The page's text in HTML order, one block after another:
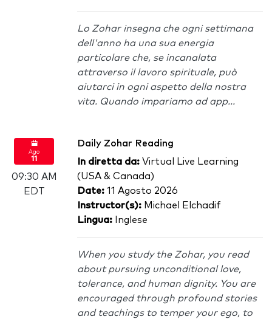
Lo Zohar insegna che ogni settimana
dell'anno ha una sua energia
particolare che, se incanalata
attraverso il lavoro spirituale, può
aiutarci in ogni aspetto della nostra
vita. Quando impariamo ad app...
Ago
11
09:30 AM
EDT
Daily Zohar Reading
In diretta da: Virtual Live Learning
(USA & Canada)
Date: 11 Agosto 2026
Instructor(s): Michael Elchadif
Lingua: Inglese
When you study the Zohar, you read
about pursuing unconditional love,
tolerance, and human dignity. You are
encouraged through profound stories
and teachings to temper your ego, to